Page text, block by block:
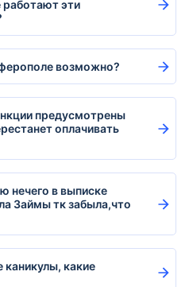
работают эти
возможно?
предусмотрены
оплачивать
нечего в выписке
Займы тк забыла,что
какие